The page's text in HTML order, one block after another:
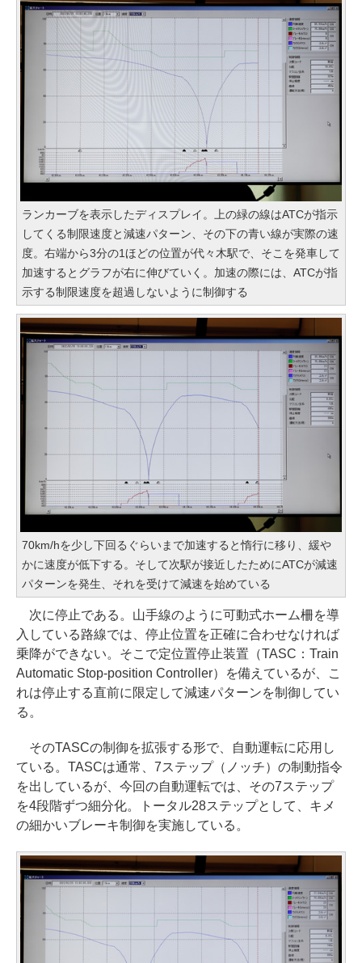
ランカーブを表示したディスプレイ。上の緑の線はATCが指示
してくる制限速度と減速パターン、その下の青い線が実際の速
度。右端から3分の1ほどの位置が代々木駅で、そこを発車して
加速するとグラフが右に伸びていく。加速の際には、ATCが指
示する制限速度を超過しないように制御する
70km/hを少し下回るぐらいまで加速すると惰行に移り、緩や
かに速度が低下する。そして次駅が接近したためにATCが減速
パターンを発生、それを受けて減速を始めている
次に停止である。山手線のように可動式ホーム柵を導
入している路線では、停止位置を正確に合わせなければ
乗降ができない。そこで定位置停止装置（TASC：Train
Automatic Stop-position Controller）を備えているが、こ
れは停止する直前に限定して減速パターンを制御してい
る。
そのTASCの制御を拡張する形で、自動運転に応用し
ている。TASCは通常、7ステップ（ノッチ）の制動指令
を出しているが、今回の自動運転では、その7ステップ
を4段階ずつ細分化。トータル28ステップとして、キメ
の細かいブレーキ制御を実施している。